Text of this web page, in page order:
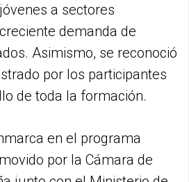
a sectores
demanda de
Asimismo, se reconoció
por los participantes
de toda la formación.
en el programa
por la Cámara de